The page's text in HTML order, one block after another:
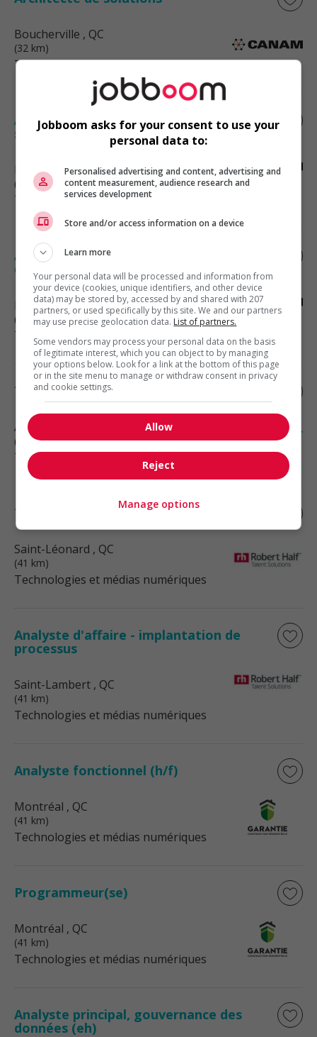
Boucherville , QC
(32 km)
Technologies et médias numériques
Administrateur(trice) de système,
spécialiste en automatisation
Boucherville, QC
(32 km)
Technologies et médias numériques
Analyste fonctionnel(le) en intelligence
d’affaires (bi)
Boucherville, QC
(32 km)
Technologies et médias numériques
Technicien support informatique
Anjou
(36 km)
Technologies et médias numériques
Technicien en support ti
Saint-Léonard , QC
(41 km)
Technologies et médias numériques
Analyste d'affaire - implantation de
processus
Saint-Lambert , QC
(41 km)
Technologies et médias numériques
Analyste fonctionnel (h/f)
Montréal , QC
(41 km)
Technologies et médias numériques
Programmeur(se)
Montréal , QC
(41 km)
Technologies et médias numériques
Analyste principal, gouvernance des
données (eh)
Jobboom asks for your consent to use your
personal data to:
Personalised advertising and content, advertising and
content measurement, audience research and
services development
Store and/or access information on a device
Learn more
Your personal data will be processed and information from
your device (cookies, unique identifiers, and other device
data) may be stored by, accessed by and shared with 207
partners, or used specifically by this site. We and our partners
may use precise geolocation data. List of partners.
Some vendors may process your personal data on the basis
of legitimate interest, which you can object to by managing
your options below. Look for a link at the bottom of this page
or in the site menu to manage or withdraw consent in privacy
and cookie settings.
Allow
Reject
Manage options